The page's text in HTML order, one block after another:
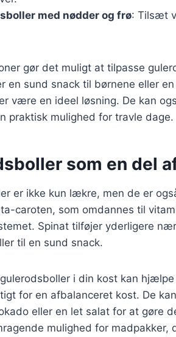
med nødder og frø: Tilsæt
gør det muligt at tilpasse
en sund snack til børnene eller
være en ideel løsning. De kan
praktisk mulighed for travle dage.
som en del
er ikke kun lækre, men de er
caroten, som omdannes til
Spinat tilføjer yderligere
til en sund snack.
i din kost kan
for en afbalanceret kost. De
eller en let salat for at gøre
mulighed for madpakker,